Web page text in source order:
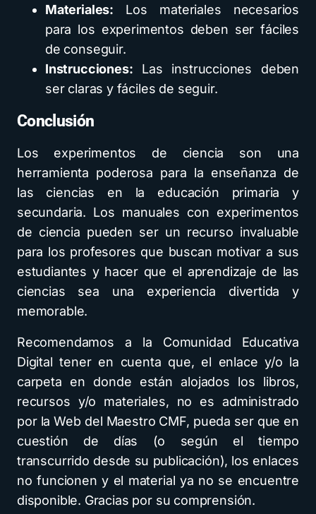
Materiales: Los materiales necesarios
para los experimentos deben ser fáciles
de conseguir.
Instrucciones: Las instrucciones deben
ser claras y fáciles de seguir.
Conclusión
Los experimentos de ciencia son una
herramienta poderosa para la enseñanza de
las ciencias en la educación primaria y
secundaria. Los manuales con experimentos
de ciencia pueden ser un recurso invaluable
para los profesores que buscan motivar a sus
estudiantes y hacer que el aprendizaje de las
ciencias sea una experiencia divertida y
memorable.
Recomendamos a la Comunidad Educativa
Digital tener en cuenta que, el enlace y/o la
carpeta en donde están alojados los libros,
recursos y/o materiales, no es administrado
por la Web del Maestro CMF, pueda ser que en
cuestión de días (o según el tiempo
transcurrido desde su publicación), los enlaces
no funcionen y el material ya no se encuentre
disponible. Gracias por su comprensión.